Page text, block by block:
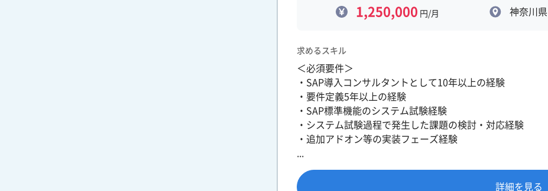
1,250,000 円/月 神奈川県
求めるスキル
＜必須要件＞
・SAP導入コンサルタントとして10年以上の経験
・要件定義5年以上の経験
・SAP標準機能のシステム試験経験
・システム試験過程で発生した課題の検討・対応経験
・追加アドオン等の実装フェーズ経験
詳細を見る